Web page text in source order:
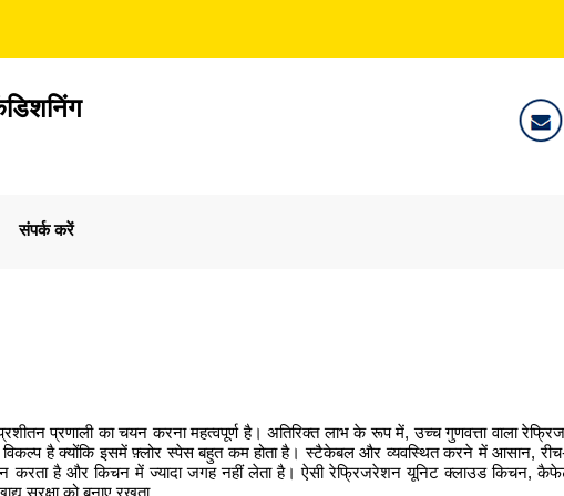
संपर्क करें
प्रशीतन प्रणाली का चयन करना महत्वपूर्ण है। अतिरिक्त लाभ के रूप में, उच्च गुणवत्ता वाला
है क्योंकि इसमें फ़्लोर स्पेस बहुत कम होता है। स्टैकेबल और व्यवस्थित करने में आसान, रीच-
करता है और किचन में ज्यादा जगह नहीं लेता है। ऐसी रेफ्रिजरेशन यूनिट क्लाउड किचन,
सुरक्षा को बनाए रखता